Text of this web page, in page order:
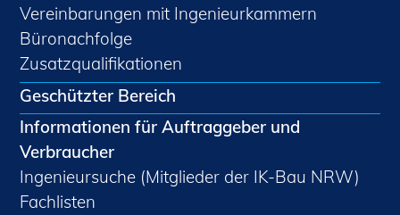
Vereinbarungen mit Ingenieurkammern
Büronachfolge
Zusatzqualifikationen
Geschützter Bereich
Informationen für Auftraggeber und
Verbraucher
Ingenieursuche (Mitglieder der IK-Bau NRW)
Fachlisten